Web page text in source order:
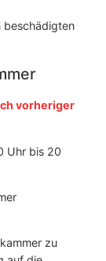
beschädigten
vorheriger
Uhr bis 20
zu